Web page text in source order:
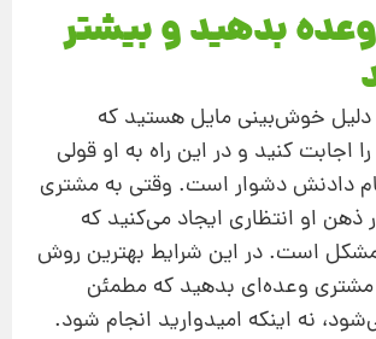
وعده بدهید و بیشتر
خوش‌بینی مایل هستید که
اجابت کنید و در این راه به او قولی
دادنش دشوار است. وقتی به مشتری
او انتظاری ایجاد می‌کنید که
است. در این شرایط بهترین روش
وعده‌ای بدهید که مطمئن
نه اینکه امیدوارید انجام شود.